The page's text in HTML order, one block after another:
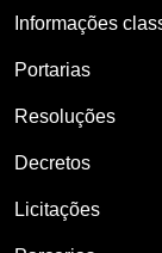
Informações
Portarias
Resoluções
Decretos
Licitações